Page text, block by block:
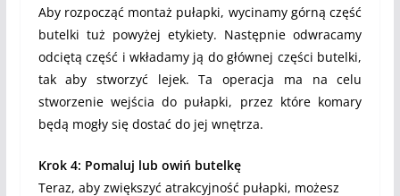
Aby rozpocząć montaż pułapki, wycinamy górną część
butelki tuż powyżej etykiety. Następnie odwracamy
odciętą część i wkładamy ją do głównej części butelki,
tak aby stworzyć lejek. Ta operacja ma na celu
stworzenie wejścia do pułapki, przez które komary
będą mogły się dostać do jej wnętrza.
Krok 4: Pomaluj lub owiń butelkę
Teraz, aby zwiększyć atrakcyjność pułapki, możesz